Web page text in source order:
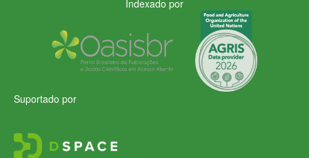
Indexado por
Suportado por